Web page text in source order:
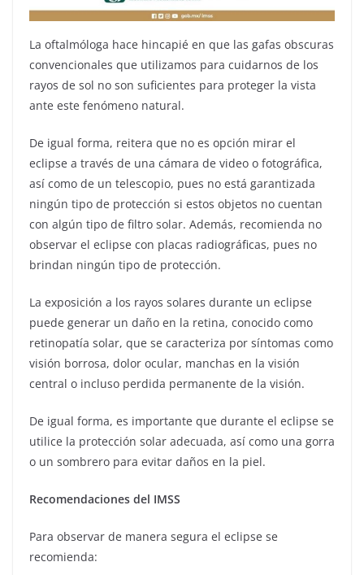
La oftalmóloga hace hincapié en que las gafas obscuras
convencionales que utilizamos para cuidarnos de los
rayos de sol no son suficientes para proteger la vista
ante este fenómeno natural.
De igual forma, reitera que no es opción mirar el
eclipse a través de una cámara de video o fotográfica,
así como de un telescopio, pues no está garantizada
ningún tipo de protección si estos objetos no cuentan
con algún tipo de filtro solar. Además, recomienda no
observar el eclipse con placas radiográficas, pues no
brindan ningún tipo de protección.
La exposición a los rayos solares durante un eclipse
puede generar un daño en la retina, conocido como
retinopatía solar, que se caracteriza por síntomas como
visión borrosa, dolor ocular, manchas en la visión
central o incluso perdida permanente de la visión.
De igual forma, es importante que durante el eclipse se
utilice la protección solar adecuada, así como una gorra
o un sombrero para evitar daños en la piel.
Recomendaciones del IMSS
Para observar de manera segura el eclipse se
recomienda: